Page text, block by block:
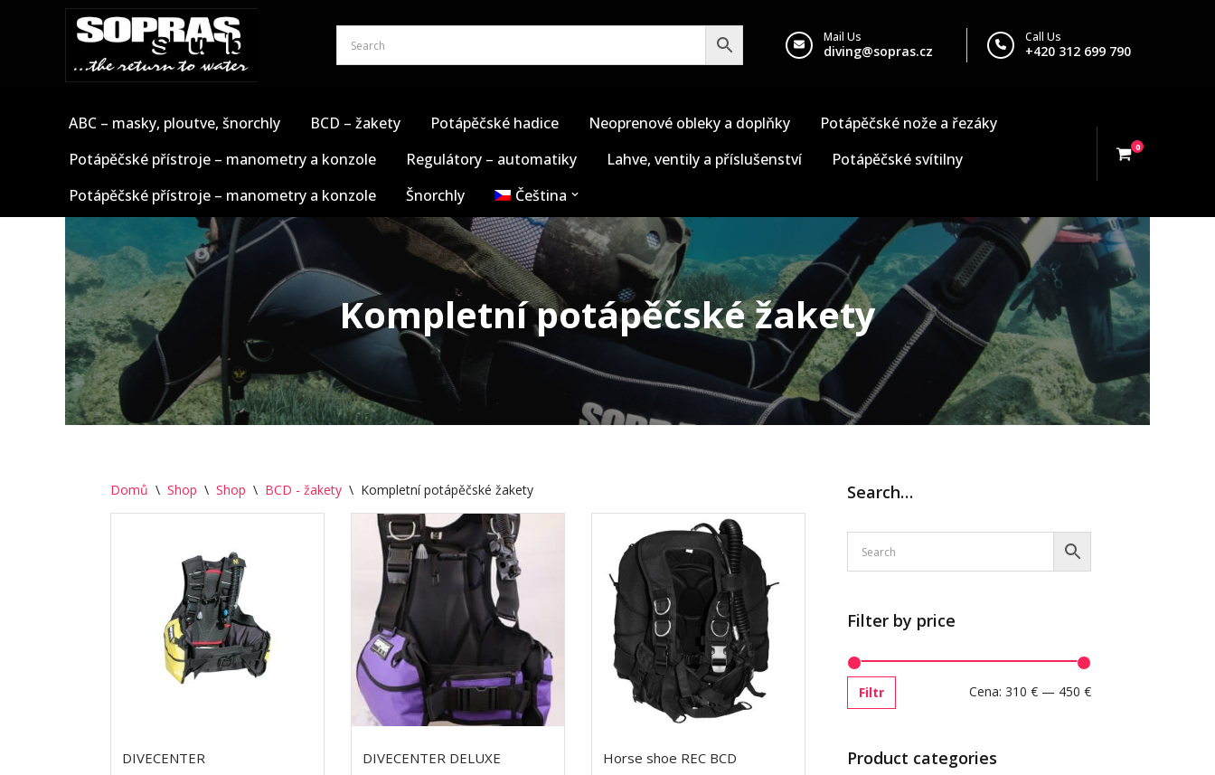
Call Us
+420 312 699 790
Mail Us
diving@sopras.cz
ABC – masky, ploutve, šnorchly BCD – žakety Potápěčské hadice Neoprenové obleky a doplňky
Potápěčské nože a řezáky
Potápěčské přístroje – manometry a konzole
Regulátory – automatiky Lahve, ventily a příslušenství
Potápěčské svítilny
Potápěčské přístroje – manometry a konzole
Šnorchly Čeština
0
Kompletní potápěčské žakety
Domů \ Shop \ Shop \ BCD - žakety \ Kompletní potápěčské žakety
DIVECENTER
DIVECENTER DELUXE
Horse shoe REC BCD
Search…
Filter by price
Filtr Cena: 310 € — 450 €
Product categories